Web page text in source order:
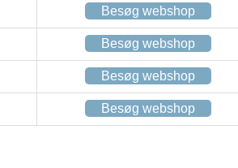
Besøg webshop
Besøg webshop
Besøg webshop
Besøg webshop